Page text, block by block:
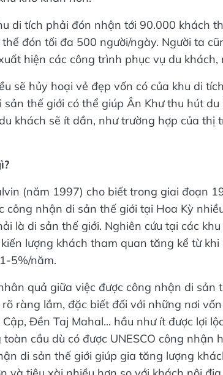
di tích phải đón nhận tới 90.000 khách
thể đón tối đa 500 người/ngày. Người ta
hiện các công trình phục vụ du khách,
sẽ hủy hoại vẻ đẹp vốn có của khu di
sản thế giới có thể giúp Ân Khư thu hút du
khách sẽ ít dần, như trường hợp của thị
(năm 1997) cho biết trong giai đoạn
công nhận di sản thế giới tại Hoa Kỳ
là di sản thế giới. Nghiên cứu tại các
lượng khách tham quan tăng kể từ
5%/năm.
quả giữa việc được công nhận di sản
rõ ràng lắm, đặc biết đối với những nơi
Đền Taj Mahal... hầu như ít được lợi
cầu dù có được UNESCO công nhận
di sản thế giới giúp gia tăng lượng
và tiêu xài nhiều hơn so với khách nội địa.